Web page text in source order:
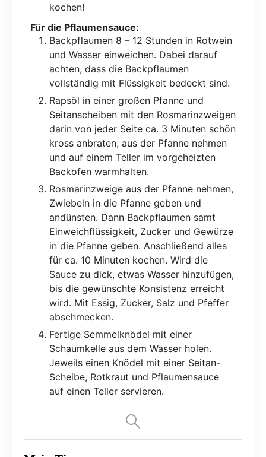
kochen!
Für die Pflaumensauce:
Backpflaumen 8 – 12 Stunden in Rotwein
und Wasser einweichen. Dabei darauf
achten, dass die Backpflaumen
vollständig mit Flüssigkeit bedeckt sind.
Rapsöl in einer großen Pfanne und
Seitanscheiben mit den Rosmarinzweigen
darin von jeder Seite ca. 3 Minuten schön
kross anbraten, aus der Pfanne nehmen
und auf einem Teller im vorgeheizten
Backofen warmhalten.
Rosmarinzweige aus der Pfanne nehmen,
Zwiebeln in die Pfanne geben und
andünsten. Dann Backpflaumen samt
Einweichflüssigkeit, Zucker und Gewürze
in die Pfanne geben. Anschließend alles
für ca. 10 Minuten kochen. Wird die
Sauce zu dick, etwas Wasser hinzufügen,
bis die gewünschte Konsistenz erreicht
wird. Mit Essig, Zucker, Salz und Pfeffer
abschmecken.
Fertige Semmelknödel mit einer
Schaumkelle aus dem Wasser holen.
Jeweils einen Knödel mit einer Seitan-
Scheibe, Rotkraut und Pflaumensauce
auf einen Teller servieren.